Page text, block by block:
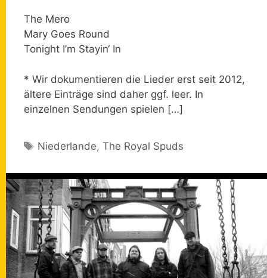
The Mero
Mary Goes Round
Tonight I’m Stayin‘ In
* Wir dokumentieren die Lieder erst seit 2012,
ältere Einträge sind daher ggf. leer. In
einzelnen Sendungen spielen […]
Schlagwörter
Niederlande,The Royal Spuds